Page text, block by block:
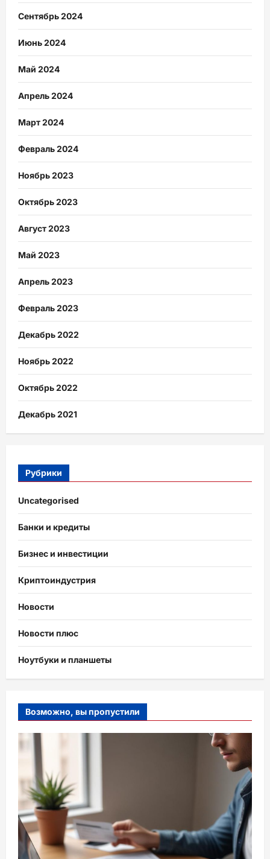
Сентябрь 2024
Июнь 2024
Май 2024
Апрель 2024
Март 2024
Февраль 2024
Ноябрь 2023
Октябрь 2023
Август 2023
Май 2023
Апрель 2023
Февраль 2023
Декабрь 2022
Ноябрь 2022
Октябрь 2022
Декабрь 2021
Рубрики
Uncategorised
Банки и кредиты
Бизнес и инвестиции
Криптоиндустрия
Новости
Новости плюс
Ноутбуки и планшеты
Возможно, вы пропустили